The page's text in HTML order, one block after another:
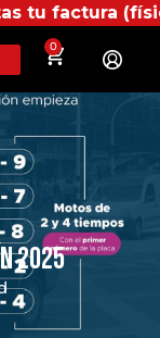
o digital)
0
2025